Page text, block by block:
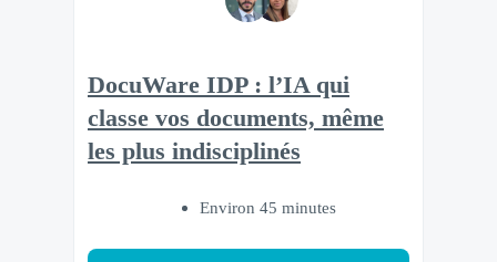
DocuWare IDP : l’IA qui
classe vos documents, même
les plus indisciplinés
Environ 45 minutes